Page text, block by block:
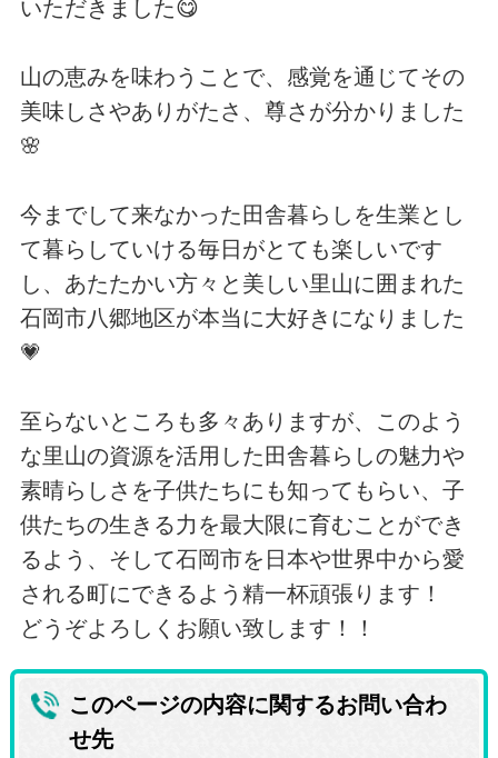
いただきました😋
山の恵みを味わうことで、感覚を通じてその
美味しさやありがたさ、尊さが分かりました
🌸
今までして来なかった田舎暮らしを生業とし
て暮らしていける毎日がとても楽しいです
し、あたたかい方々と美しい里山に囲まれた
石岡市八郷地区が本当に大好きになりました
💗
至らないところも多々ありますが、このよう
な里山の資源を活用した田舎暮らしの魅力や
素晴らしさを子供たちにも知ってもらい、子
供たちの生きる力を最大限に育むことができ
るよう、そして石岡市を日本や世界中から愛
される町にできるよう精一杯頑張ります！
どうぞよろしくお願い致します！！
このページの内容に関するお問い合わ
せ先